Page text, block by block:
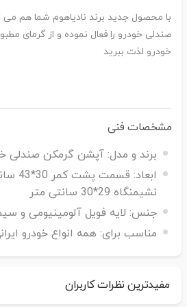
با محصول جدید برند نادیاهوم شما هم می
صندلی خودرو را فعال نموده و از گرمای
خودرو لذت ببرید
مشخصات فنی
برند و مدل: آپشن گرمکن صندلی
ابعاد:
قسمت
نشیمنگاه 29*30 سانتی متر
جنس: لایه فویل آلومینیومی و
مناسب برای: همه انواع خودرو
مفیدترین نظرات کاربران